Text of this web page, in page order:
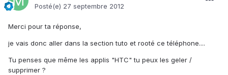
Posté(e) 27 septembre 2012
Merci pour ta réponse,
je vais donc aller dans la section tuto et rooté ce téléphone....
Tu penses que même les applis "HTC" tu peux les geler /
supprimer ?